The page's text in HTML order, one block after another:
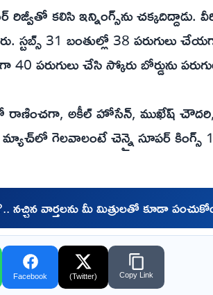
రిజ్వీతో కలిసి ఇన్నింగ్స్‌ను చక్కదిద్దాడు.
స్టబ్స్ 31 బంతుల్లో 38 పరుగులు
పరుగులు చేసి స్కోరు బోర్డును
రాణించగా, అకీల్ హోసేన్, ముఖేష్ చౌదరి,
గెలవాలంటే చెన్నై సూపర్ కింగ్స్
నచ్చిన వార్తలను మీ మిత్రులతో కూడా
Facebook (Twitter) Copy Link